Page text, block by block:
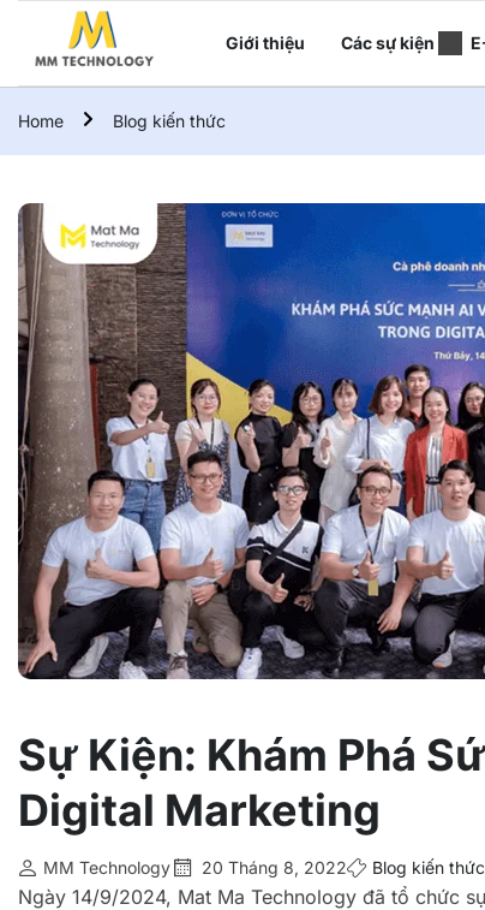
Giới thiệu Các sự kiện
Home Blog kiến thức
Sự Kiện: Khám Phá
Digital Marketing
MM Technology 20 Tháng 8, 2022 Blog kiến thức
Ngày 14/9/2024, Mat Ma Technology đã tổ chức